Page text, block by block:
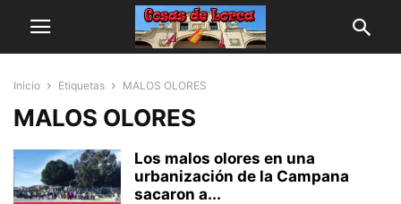
Inicio Etiquetas MALOS OLORES
MALOS OLORES
Los malos olores en una
urbanización de la Campana
sacaron a...